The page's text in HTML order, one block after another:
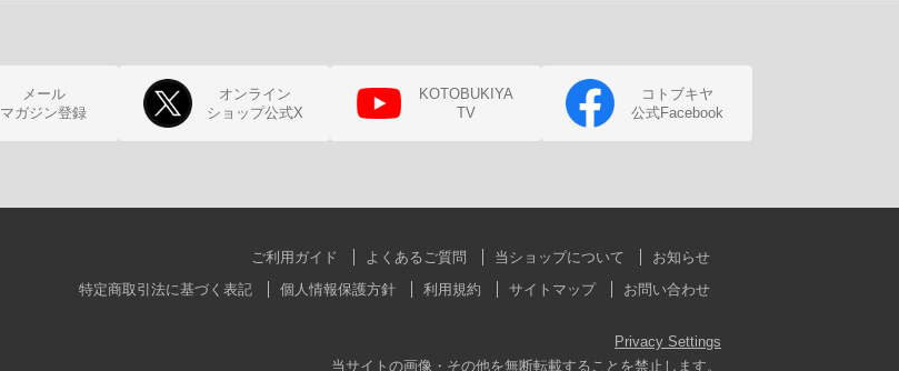
メール
マガジン登録
オンライン
ショップ公式X
KOTOBUKIYA
TV
コトブキヤ
公式Facebook
ご利用ガイド よくあるご質問 当ショップについて
お知らせ
特定商取引法に基づく表記
個人情報保護方針 利用規約 サイトマップ お問い合わせ
Privacy Settings
当サイトの画像・その他を無断転載することを禁止します。